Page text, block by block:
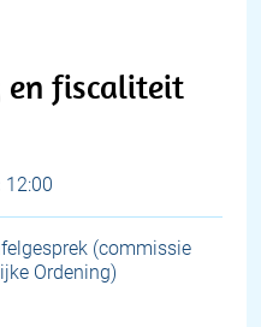
en fiscaliteit
12:00
(commissie
Ordening)